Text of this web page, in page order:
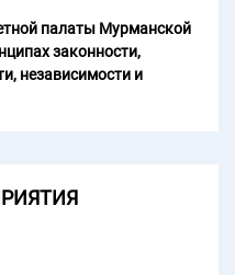
палаты Мурманской
законности,
независимости и